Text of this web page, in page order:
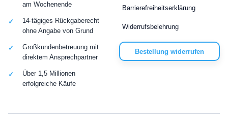
Barrierefreiheitserklärung
Widerrufsbelehrung
Bestellung widerrufen
am Wochenende
14-tägiges Rückgaberecht
ohne Angabe von Grund
Großkundenbetreuung mit
direktem Ansprechpartner
Über 1,5 Millionen
erfolgreiche Käufe